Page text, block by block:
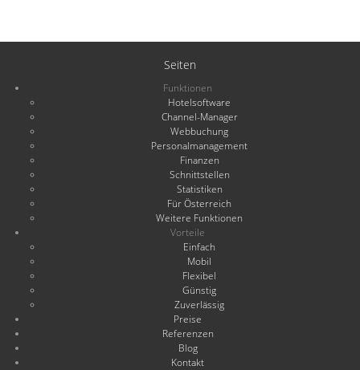
Seiten
Funktionen
Hotelsoftware
Channel-Manager
Webbuchung
Personalmanagement
Finanzen
Schnittstellen
Statistiken
Für Österreich
Weitere Funktionen
Vorteile
Einfach
Mobil
Flexibel
Günstig
Zuverlässig
Preise
Referenzen
Blog
Kontakt